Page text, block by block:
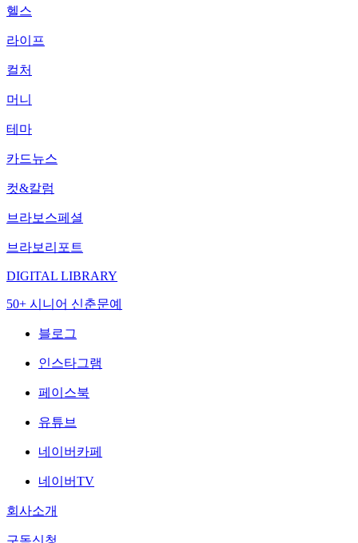
헬스
라이프
컬처
머니
테마
카드뉴스
컷&칼럼
브라보스페셜
브라보리포트
DIGITAL LIBRARY
50+ 시니어 신춘문예
블로그
인스타그램
페이스북
유튜브
네이버카페
네이버TV
회사소개